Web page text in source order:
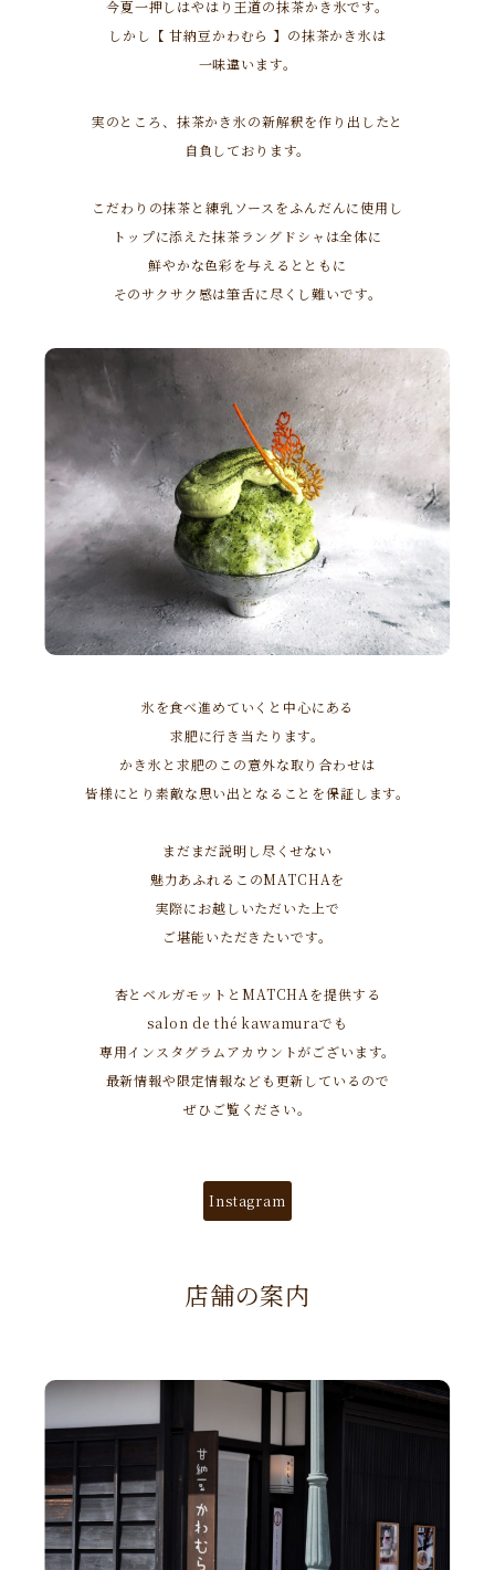
今夏一押しはやはり王道の抹茶かき氷です。
しかし【 甘納豆かわむら 】の抹茶かき氷は
一味違います。
実のところ、抹茶かき氷の新解釈を作り出したと
自負しております。
こだわりの抹茶と練乳ソースをふんだんに使用し
トップに添えた抹茶ラングドシャは全体に
鮮やかな色彩を与えるとともに
そのサクサク感は筆舌に尽くし難いです。
氷を食べ進めていくと中心にある
求肥に行き当たります。
かき氷と求肥のこの意外な取り合わせは
皆様にとり素敵な思い出となることを保証します。
まだまだ説明し尽くせない
魅力あふれるこのMATCHAを
実際にお越しいただいた上で
ご堪能いただきたいです。
杏とベルガモットとMATCHAを提供する
salon de thé kawamuraでも
専用インスタグラムアカウントがございます。
最新情報や限定情報なども更新しているので
ぜひご覧ください。
Instagram
店舗の案内